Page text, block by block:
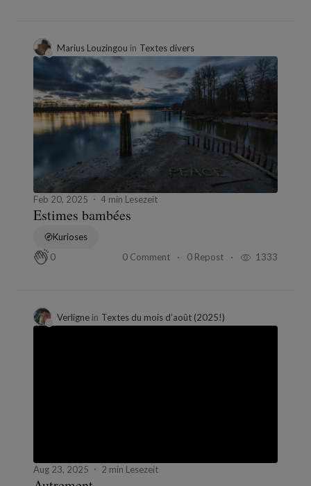
Marius Louzingou in Textes divers
Feb 20, 2025 4 min Lesezeit
Estimes bambées
Kurioses
0
0 Comment 0 Repost 1333
Verligne in Textes du mois d’août (2025!)
Aug 23, 2025 2 min Lesezeit